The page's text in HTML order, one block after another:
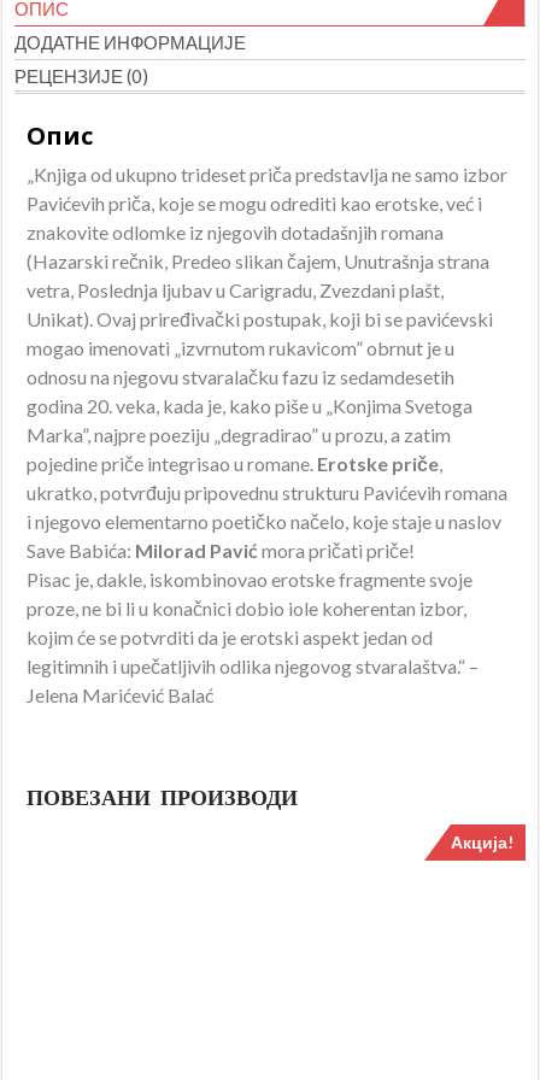
ОПИС
ДОДАТНЕ ИНФОРМАЦИЈЕ
РЕЦЕНЗИЈЕ (0)
Опис
„Knjiga od ukupno trideset priča predstavlja ne samo izbor
Pavićevih priča, koje se mogu odrediti kao erotske, već i
znakovite odlomke iz njegovih dotadašnjih romana
(Hazarski rečnik, Predeo slikan čajem, Unutrašnja strana
vetra, Poslednja ljubav u Carigradu, Zvezdani plašt,
Unikat). Ovaj priređivački postupak, koji bi se pavićevski
mogao imenovati „izvrnutom rukavicom” obrnut je u
odnosu na njegovu stvaralačku fazu iz sedamdesetih
godina 20. veka, kada je, kako piše u „Konjima Svetoga
Marka”, najpre poeziju „degradirao” u prozu, a zatim
pojedine priče integrisao u romane. Erotske priče,
ukratko, potvrđuju pripovednu strukturu Pavićevih romana
i njegovo elementarno poetičko načelo, koje staje u naslov
Save Babića: Milorad Pavić mora pričati priče!
Pisac je, dakle, iskombinovao erotske fragmente svoje
proze, ne bi li u konačnici dobio iole koherentan izbor,
kojim će se potvrditi da je erotski aspekt jedan od
legitimnih i upečatljivih odlika njegovog stvaralaštva.“ –
Jelena Marićević Balać
ПОВЕЗАНИ ПРОИЗВОДИ
Акција!